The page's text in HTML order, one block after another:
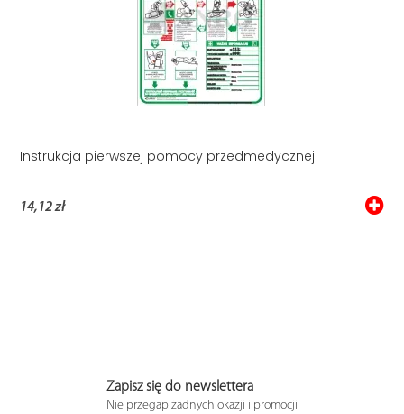
Instrukcja pierwszej pomocy przedmedycznej
14,12 zł
Zapisz się do newslettera
Nie przegap żadnych okazji i promocji